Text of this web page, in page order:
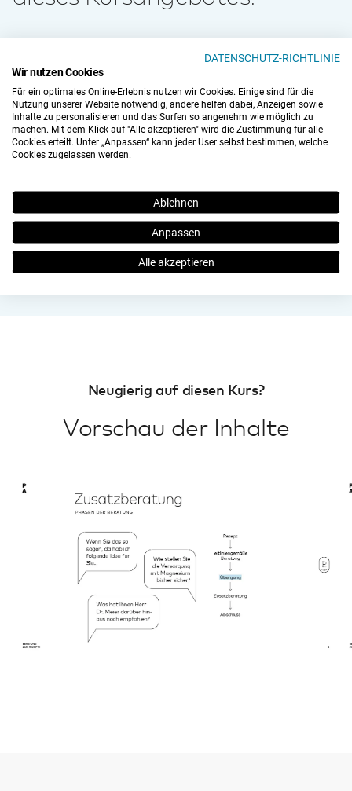
Holen Sie sich Ihren kostenlosen PRO Account
Theorie zu Kundenberatung trifft auf
praxisrelevantes Mikronährstoffwissen
Konkrete Handlungs- und
Apothekenalltag
Interaktionen und Synergismen verstehen
und nutzen
Neugierig auf diesen Kurs?
Vorschau der Inhalte
DATENSCHUTZ-RICHTLINIE
Wir nutzen Cookies
Für ein optimales Online-Erlebnis nutzen wir Cookies. Einige sind für die
Nutzung unserer Website notwendig, andere helfen dabei, Anzeigen sowie
Inhalte zu personalisieren und das Surfen so angenehm wie möglich zu
machen. Mit dem Klick auf "Alle akzeptieren" wird die Zustimmung für alle
Cookies erteilt. Unter „Anpassen“ kann jeder User selbst bestimmen, welche
Cookies zugelassen werden.
Ablehnen
Anpassen
Alle akzeptieren